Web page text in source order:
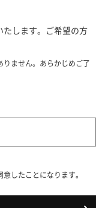
します。ご希望の方
りません。あらかじめご了
意したことになります。